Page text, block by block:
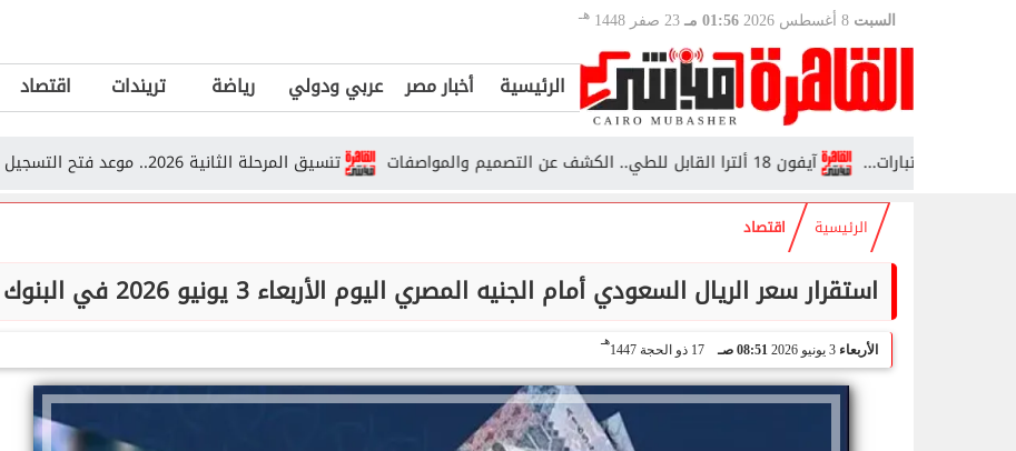
السبت 01:56 مـ 23 صفر 1448 هـ
الرئيسية أخبار مصر عربي ودولي رياضة تريندات اقتصاد
تنسيق المرحلة الثانية 2026.. موعد فتح التسجيل وما الذي ستعلنه وزارة التعليم... آيفون 18 ألترا القابل للطي.. الكشف عن التصميم والمواصفات
الرئيسية اقتصاد
استقرار سعر الريال السعودي أمام الجنيه المصري اليوم الأربعاء 3 يونيو 2026 في البنوك
الأربعاء 3 يونيو 2026 08:51 صـ 17 ذو الحجة 1447
هـ